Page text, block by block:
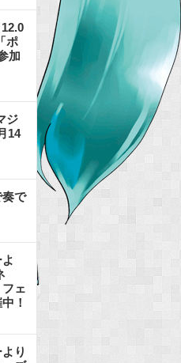
ポ
加
ジ
14
で
ェ
！
り